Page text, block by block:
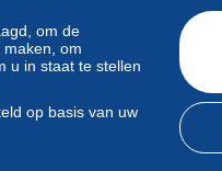
om de
om
u in staat te stellen
op basis van uw
Een beveiligde website